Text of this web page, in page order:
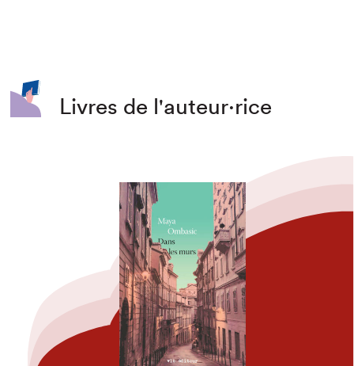
Livres de l'auteur·rice